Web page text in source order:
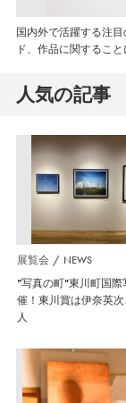
国内外で活躍する注
ド、作品に関するこ
人気の記事
展覧会 NEWS
”写真の町”東川町国
催！東川賞は伊奈英
人